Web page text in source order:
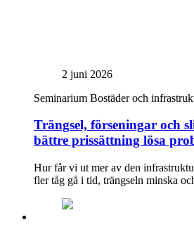
2 juni 2026
Seminarium Bostäder och
Trängsel, förseningar och
bättre prissättning lösa
Hur får vi ut mer av den
fler tåg gå i tid, trängseln minska